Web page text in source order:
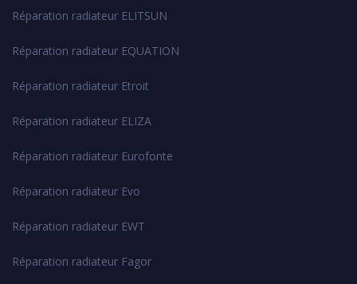
Réparation radiateur ELITSUN
Réparation radiateur EQUATION
Réparation radiateur Etroit
Réparation radiateur ELIZA
Réparation radiateur Eurofonte
Réparation radiateur Evo
Réparation radiateur EWT
Réparation radiateur Fagor